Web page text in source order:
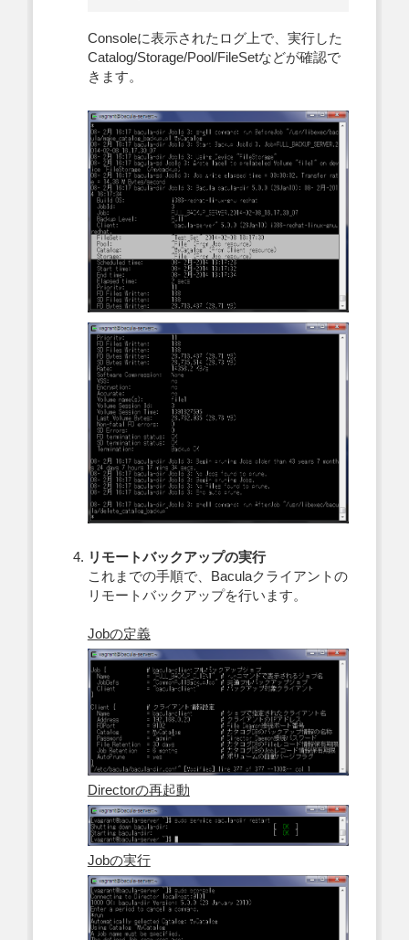
Consoleに表示されたログ上で、実行した
Catalog/Storage/Pool/FileSetなどが確認で
きます。
リモートバックアップの実行
これまでの手順で、Baculaクライアントの
リモートバックアップを行います。
Jobの定義
Directorの再起動
Jobの実行